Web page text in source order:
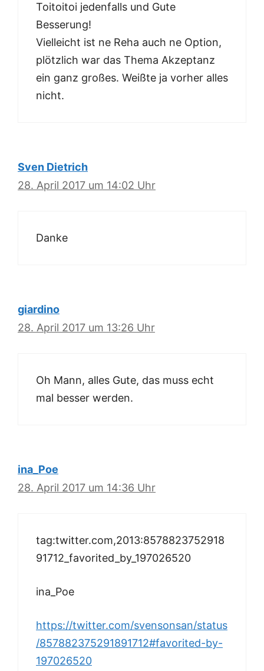
Toitoitoi jedenfalls und Gute
Besserung!
Vielleicht ist ne Reha auch ne Option,
plötzlich war das Thema Akzeptanz
ein ganz großes. Weißte ja vorher alles
nicht.
Sven Dietrich
28. April 2017 um 14:02 Uhr
Danke
giardino
28. April 2017 um 13:26 Uhr
Oh Mann, alles Gute, das muss echt
mal besser werden.
ina_Poe
28. April 2017 um 14:36 Uhr
tag:twitter.com,2013:8578823752918
91712_favorited_by_197026520
ina_Poe
https://twitter.com/svensonsan/status
/857882375291891712#favorited-by-
197026520